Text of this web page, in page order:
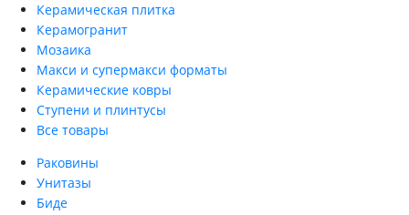
Керамическая плитка
Керамогранит
Мозаика
Макси и супермакси форматы
Керамические ковры
Ступени и плинтусы
Все товары
Раковины
Унитазы
Биде